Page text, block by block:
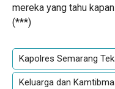
mereka yang tahu
(***)
Kapolres Semarang
Keluarga dan